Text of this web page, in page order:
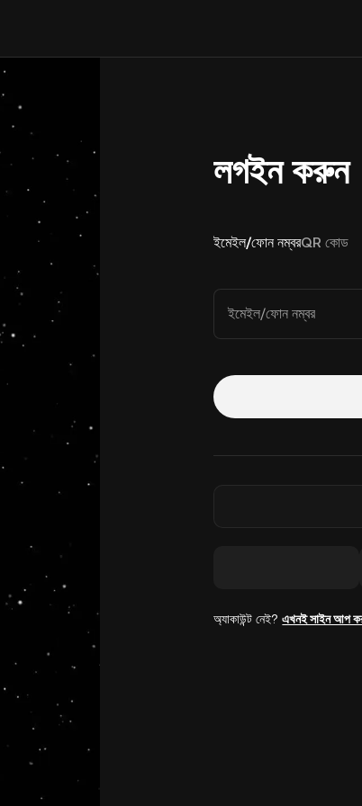
লগইন করুন
ইমেইল/ফোন নম্বরQR কোড
ইমেইল/ফোন নম্বর
অ্যাকাউন্ট নেই?এখনই সাইন আপ